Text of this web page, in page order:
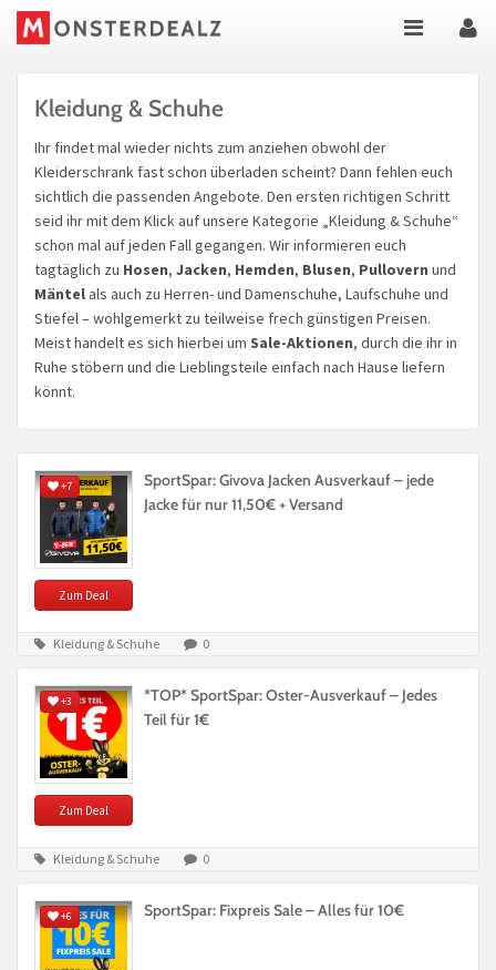
Kleidung & Schuhe
Ihr findet mal wieder nichts zum anziehen obwohl der
Kleiderschrank fast schon überladen scheint? Dann fehlen euch
sichtlich die passenden Angebote. Den ersten richtigen Schritt
seid ihr mit dem Klick auf unsere Kategorie „Kleidung & Schuhe“
schon mal auf jeden Fall gegangen. Wir informieren euch
tagtäglich zu Hosen, Jacken, Hemden, Blusen, Pullovern und
Mäntel als auch zu Herren- und Damenschuhe, Laufschuhe und
Stiefel – wohlgemerkt zu teilweise frech günstigen Preisen.
Meist handelt es sich hierbei um Sale-Aktionen, durch die ihr in
Ruhe stöbern und die Lieblingsteile einfach nach Hause liefern
könnt.
+7
Zum Deal
SportSpar: Givova Jacken Ausverkauf – jede
Jacke für nur 11,50€ + Versand
Kleidung & Schuhe 0
+3
Zum Deal
*TOP* SportSpar: Oster-Ausverkauf – Jedes
Teil für 1€
Kleidung & Schuhe 0
+6 SportSpar: Fixpreis Sale – Alles für 10€